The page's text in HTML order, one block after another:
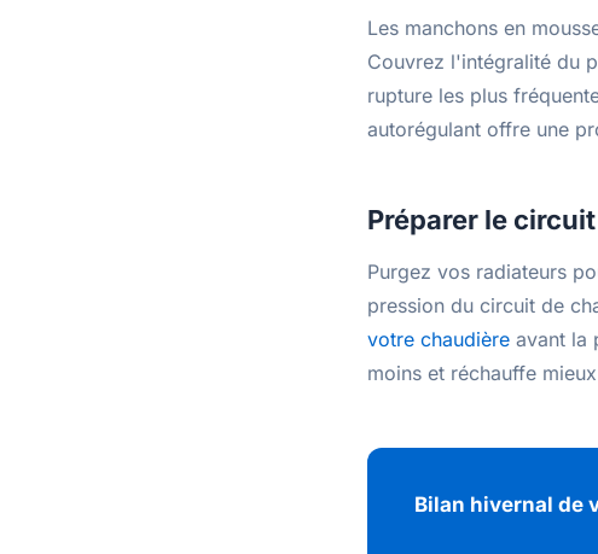
Les manchons en
Couvrez l'intégralité du
rupture les plus
autorégulant offre une
Préparer le
Purgez vos radiateurs
pression du circuit de
votre chaudière avant la
moins et réchauffe
Bilan hivernal de